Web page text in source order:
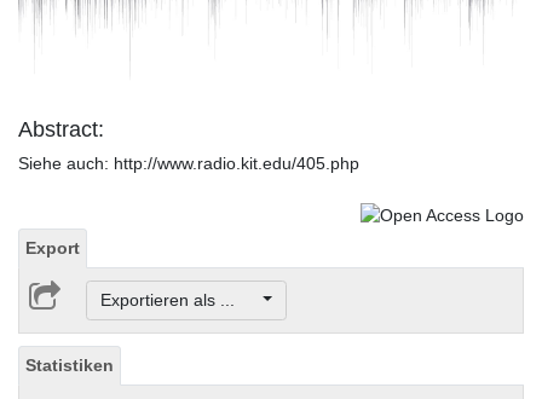
Video
Abstract:
Siehe auch: http://www.radio.kit.edu/405.php
Export
Exportieren als ...
Statistiken